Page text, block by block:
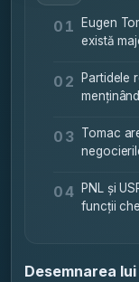
01
Eugen
există
02
Partidele
03 Tomac
04
PNL și
funcții
Desemnarea lui